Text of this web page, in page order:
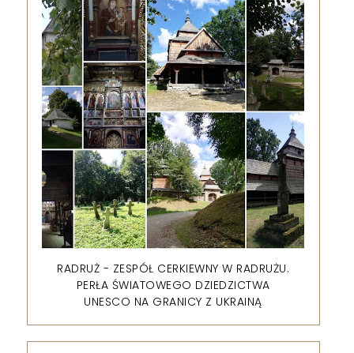
RADRUŻ - ZESPÓŁ CERKIEWNY W RADRUŻU.
PERŁA ŚWIATOWEGO DZIEDZICTWA
UNESCO NA GRANICY Z UKRAINĄ